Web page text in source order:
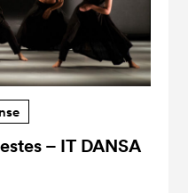
– IT DANSA